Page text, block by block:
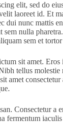
elit, sed do
laoreet id. Et
dui nunc mattis
nulla
sem et
sit amet.
tellus
amet
Consectetur a
fermentum